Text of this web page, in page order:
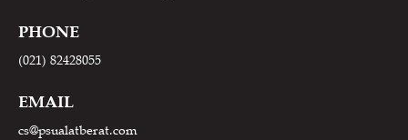
PHONE
(021) 82428055
EMAIL
cs@psualatberat.com